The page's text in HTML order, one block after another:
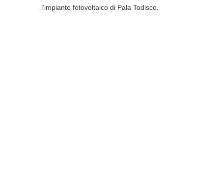
l’impianto fotovoltaico di Pala Todisco.